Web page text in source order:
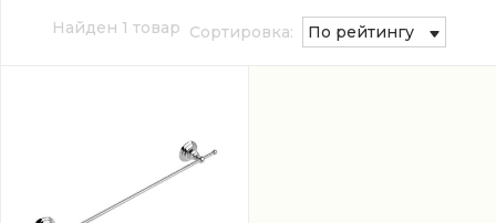
Найден 1 товар Сортировка: По рейтингу